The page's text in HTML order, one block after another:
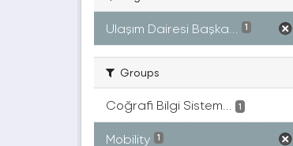
Ulaşım Dairesi Başka... 1
Groups
Coğrafi Bilgi Sistem... 1
Mobility 1